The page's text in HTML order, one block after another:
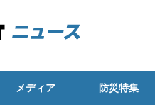
メディア 防災特集